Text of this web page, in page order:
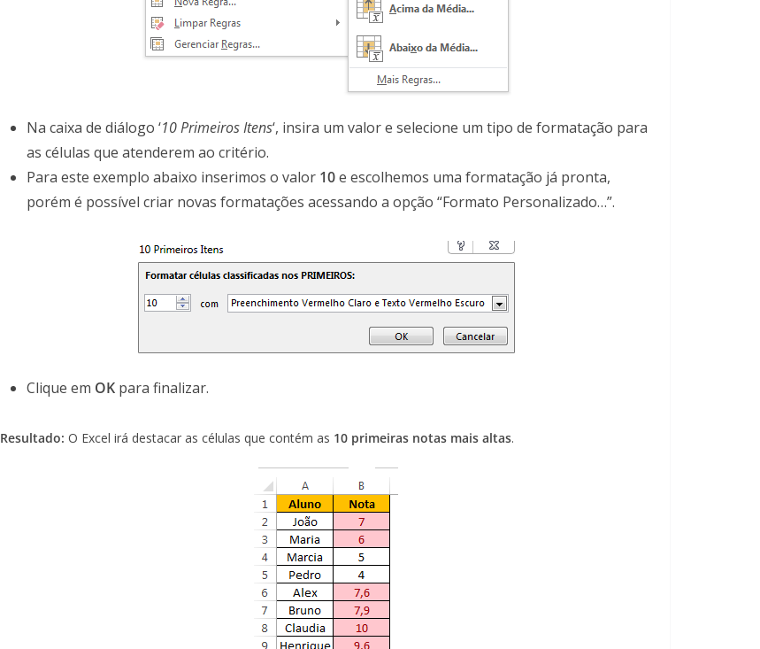
Na caixa de diálogo ‘10 Primeiros Itens‘, insira um valor e selecione um tipo de formatação para
as células que atenderem ao critério.
Para este exemplo abaixo inserimos o valor 10e escolhemos uma formatação já pronta,
porém é possível criar novas formatações acessando a opção “Formato Personalizado…”.
Clique em OK para finalizar.
Resultado: O Excel irá destacar as células que contém as 10 primeiras notas mais altas.